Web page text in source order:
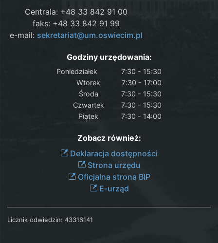
Centrala: +48 33 842 91 00
faks: +48 33 842 91 99
e-mail: sekretariat@um.oswiecim.pl
Godziny urzędowania:
Poniedziałek
7:30 - 15:30
Wtorek
7:30 - 17:00
Środa
7:30 - 15:30
Czwartek
7:30 - 15:30
Piątek
7:30 - 14:00
Zobacz również:
Deklaracja dostępności
Strona urzędu
Oficjalna strona BIP
E-urząd
Licznik odwiedzin: 43316141